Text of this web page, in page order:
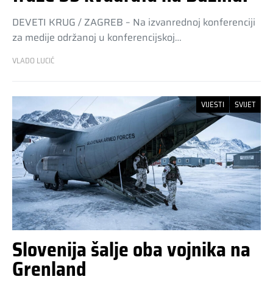
DEVETI KRUG / ZAGREB – Na izvanrednoj konferenciji
za medije održanoj u konferencijskoj…
VLADO LUCIĆ
VIJESTI SVIJET
Slovenija šalje oba vojnika na
Grenland